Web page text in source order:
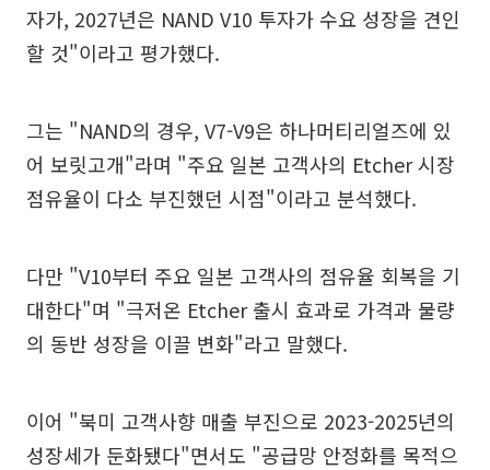
자가, 2027년은 NAND V10 투자가 수요 성장을 견인
할 것"이라고 평가했다.
그는 "NAND의 경우, V7-V9은 하나머티리얼즈에 있
어 보릿고개"라며 "주요 일본 고객사의 Etcher 시장
점유율이 다소 부진했던 시점"이라고 분석했다.
다만 "V10부터 주요 일본 고객사의 점유율 회복을 기
대한다"며 "극저온 Etcher 출시 효과로 가격과 물량
의 동반 성장을 이끌 변화"라고 말했다.
이어 "북미 고객사향 매출 부진으로 2023-2025년의
성장세가 둔화됐다"면서도 "공급망 안정화를 목적으